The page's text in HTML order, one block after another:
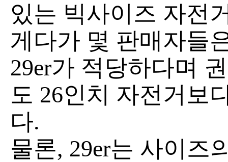
있는 빅사이즈 자전
게다가 몇 판매자들
29er가 적당하다며
도 26인치 자전거보
다.
물론, 29er는 사이즈